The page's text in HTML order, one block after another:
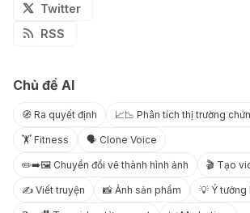
Twitter
RSS
Chủ đề AI
🧭 Ra quyết định 📈📉 Phân tích thị trường
🏋️ Fitness 🗣️ Clone Voice
✏️➡️🖼️ Chuyển đổi vẽ thành hình ảnh 🎬 Tạo
✍️ Viết truyện 📸 Ảnh sản phẩm 💡 Ý